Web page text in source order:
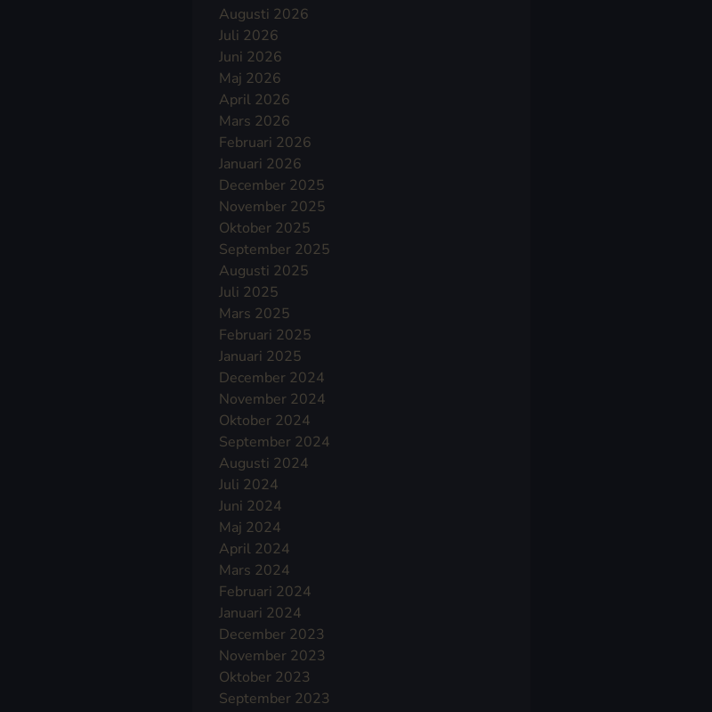
Augusti 2026
Juli 2026
Juni 2026
Maj 2026
April 2026
Mars 2026
Februari 2026
Januari 2026
December 2025
November 2025
Oktober 2025
September 2025
Augusti 2025
Juli 2025
Mars 2025
Februari 2025
Januari 2025
December 2024
November 2024
Oktober 2024
September 2024
Augusti 2024
Juli 2024
Juni 2024
Maj 2024
April 2024
Mars 2024
Februari 2024
Januari 2024
December 2023
November 2023
Oktober 2023
September 2023